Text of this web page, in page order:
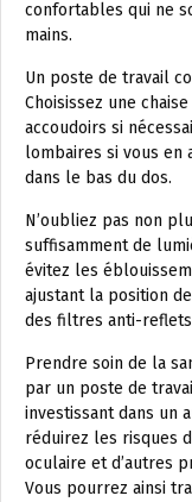
confortables qui ne
mains.
Un poste de travail
Choisissez une
accoudoirs si
lombaires si vous en
dans le bas du dos.
N’oubliez pas non
suffisamment de
évitez les
ajustant la position
des filtres anti-
Prendre soin de la
par un poste de
investissant dans un
réduirez les risques
oculaire et d’autres
Vous pourrez ainsi